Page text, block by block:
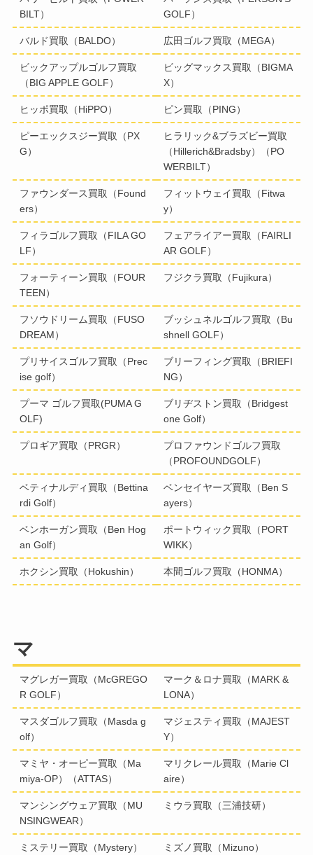
BILT）
GOLF）
バルド買取（BALDO） 広田ゴルフ買取（MEGA）
ビックアップルゴルフ買取
（BIG APPLE GOLF）
ビッグマックス買取（BIGMA
X）
ヒッポ買取（HiPPO） ピン買取（PING）
ピーエックスジー買取（PX
G）
ヒラリック&ブラズビー買取
（Hillerich&Bradsby）（PO
WERBILT）
ファウンダース買取（Found
ers）
フィットウェイ買取（Fitwa
y）
フィラゴルフ買取（FILA GO
LF）
フェアライアー買取（FAIRLI
AR GOLF）
フォーティーン買取（FOUR
TEEN）
フジクラ買取（Fujikura）
フソウドリーム買取（FUSO
DREAM）
ブッシュネルゴルフ買取（Bu
shnell GOLF）
プリサイスゴルフ買取（Prec
ise golf）
ブリーフィング買取（BRIEFI
NG）
プーマ ゴルフ買取(PUMA G
OLF)
ブリヂストン買取（Bridgest
one Golf）
プロギア買取（PRGR）
プロファウンドゴルフ買取
（PROFOUNDGOLF）
ベティナルディ買取（Bettina
rdi Golf）
ベンセイヤーズ買取（Ben S
ayers）
ベンホーガン買取（Ben Hog
an Golf）
ポートウィック買取（PORT
WIKK）
ホクシン買取（Hokushin） 本間ゴルフ買取（HONMA）
マ
マグレガー買取（McGREGO
R GOLF）
マーク＆ロナ買取（MARK &
LONA）
マスダゴルフ買取（Masda g
olf）
マジェスティ買取（MAJEST
Y）
マミヤ・オーピー買取（Ma
miya-OP）（ATTAS）
マリクレール買取（Marie Cl
aire）
マンシングウェア買取（MU
NSINGWEAR）
ミウラ買取（三浦技研）
ミステリー買取（Mystery）
ミズノ買取（Mizuno）